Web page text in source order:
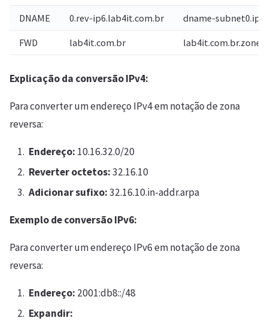
DNAME 0.rev-ip6.lab4it.com.br dname-
FWD lab4it.com.br lab4it.com.br.zone
Explicação da conversão IPv4:
Para converter um endereço IPv4 em notação de zona
reversa:
Endereço: 10.16.32.0/20
Reverter octetos:32.16.10
Adicionar sufixo:32.16.10.in-addr.arpa
Exemplo de conversão IPv6:
Para converter um endereço IPv6 em notação de zona
reversa:
Endereço: 2001:db8::/48
Expandir: